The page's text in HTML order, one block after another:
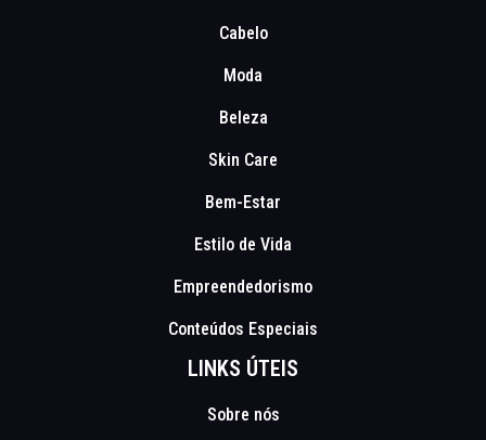
Cabelo
Moda
Beleza
Skin Care
Bem-Estar
Estilo de Vida
Empreendedorismo
Conteúdos Especiais
LINKS ÚTEIS
Sobre nós